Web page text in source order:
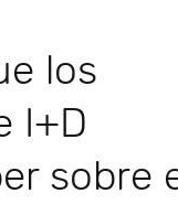
los
I+D
sobre